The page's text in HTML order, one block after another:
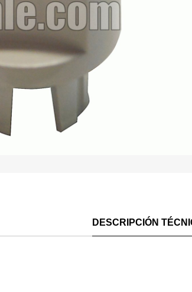
DESCRIPCIÓN